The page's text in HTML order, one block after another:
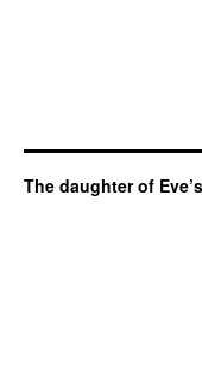
The daughter of